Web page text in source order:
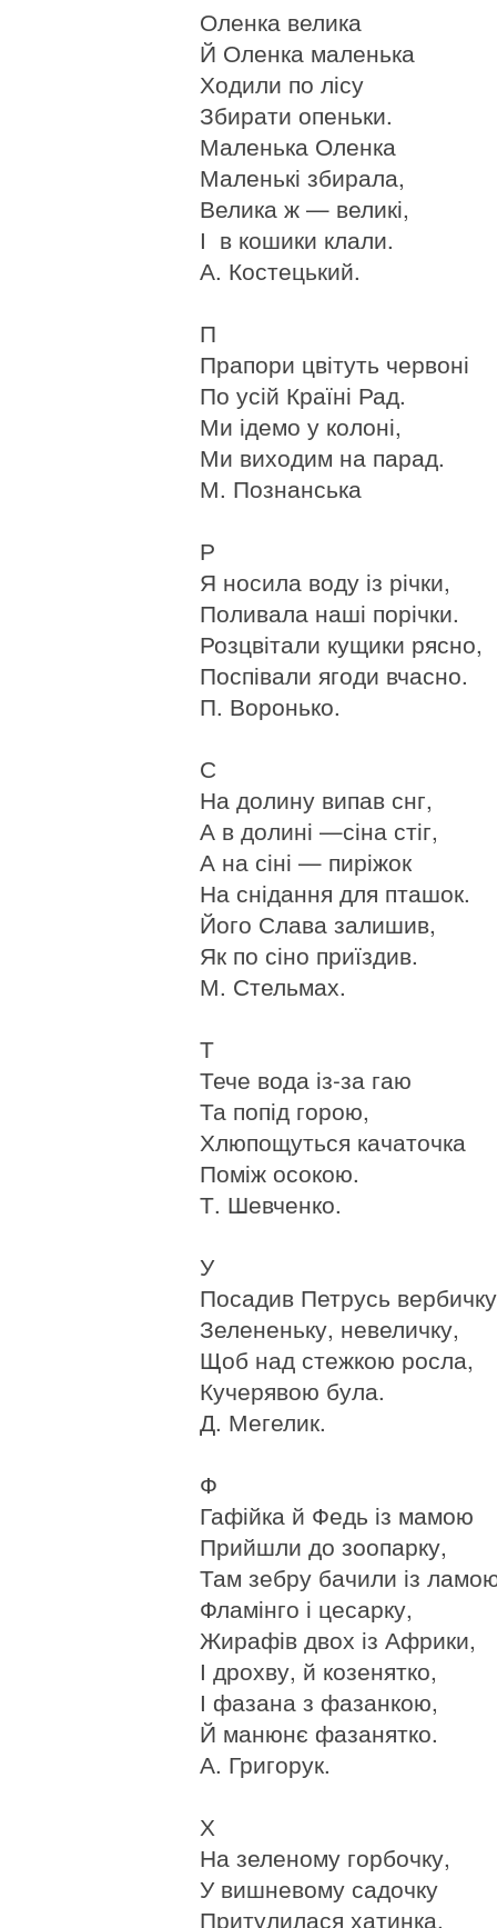
Оленка велика
Й Оленка маленька
Ходили по лісу
Збирати опеньки.
Маленька Оленка
Маленькі збирала,
Велика ж — великі,
І в кошики клали.
А. Костецький.
П
Прапори цвітуть червоні
По усій Країні Рад.
Ми ідемо у колоні,
Ми виходим на парад.
М. Познанська
Р
Я носила воду із річки,
Поливала наші порічки.
Розцвітали кущики рясно,
Поспівали ягоди вчасно.
П. Воронько.
С
На долину випав снг,
А в долині —сіна стіг,
А на сіні — пиріжок
На снідання для пташок.
Його Слава залишив,
Як по сіно приїздив.
М. Стельмах.
Т
Тече вода із-за гаю
Та попід горою,
Хлюпощуться качаточка
Поміж осокою.
Т. Шевченко.
У
Посадив Петрусь вербичку
Зелененьку, невеличку,
Щоб над стежкою росла,
Кучерявою була.
Д. Мегелик.
Ф
Гафійка й Федь із мамою
Прийшли до зоопарку,
Там зебру бачили із
Фламінго і цесарку,
Жирафів двох із Африки,
І дрохву, й козенятко,
І фазана з фазанкою,
Й манюнє фазанятко.
А. Григорук.
Х
На зеленому горбочку,
У вишневому садочку
Притулилася хатинка,